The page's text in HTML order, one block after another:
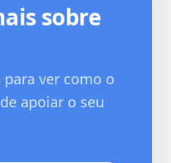
sobre
ver como o
apoiar o seu